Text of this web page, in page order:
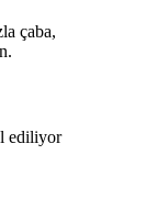
çaba,
ediliyor